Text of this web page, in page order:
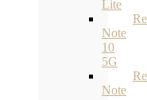
Lite
Note
10
5G
Note